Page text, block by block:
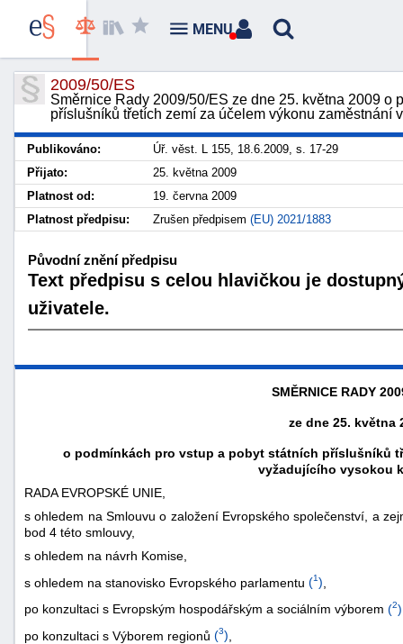
2009/50/ES
Směrnice Rady 2009/50/ES ze dne 25. května 2009 o
příslušníků třetích zemí za účelem výkonu zaměstnání
Publikováno:
Úř. věst. L 155, 18.6.2009, s. 17-29
Přijato:
25. května 2009
Platnost od:
19. června 2009
Platnost předpisu:
Zrušen předpisem (EU) 2021/1883
Původní znění předpisu
Text předpisu s celou hlavičkou je
uživatele.
SMĚRNICE RADY
ze dne 25. května
o podmínkách pro vstup a pobyt státních příslušníků
vyžadujícího vysokou
RADA EVROPSKÉ UNIE,
s ohledem na Smlouvu o založení Evropského společenství, a
bod 4 této smlouvy,
s ohledem na návrh Komise,
s ohledem na stanovisko Evropského parlamentu (1)
po konzultaci s Evropským hospodářským a sociálním výborem (2)
po konzultaci s Výborem regionů (3)
MENU